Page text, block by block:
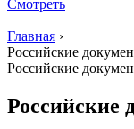
Смотреть
Главная ›
Российские
Российские
Российские